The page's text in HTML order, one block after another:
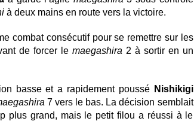
à deux mains en route vers la victoire.
combat consécutif pour se remettre sur les
de forcer le maegashira 2 à sortir en un
basse et a rapidement poussé Nishikigi
7 vers le bas. La décision semblait
plus grand, mais le petit filou a réussi à le